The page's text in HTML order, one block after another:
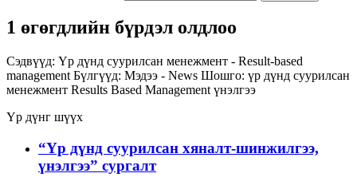
1 өгөгдлийн бүрдэл олдлоо
Сэдвүүд: Үр дүнд суурилсан менежмент - Result-based
management Бүлгүүд: Мэдээ - News Шошго: үр дүнд суурилсан
менежмент Results Based Management үнэлгээ
Үр дүнг шүүх
“Үр дүнд суурилсан хяналт-шинжилгээ,
үнэлгээ” сургалт